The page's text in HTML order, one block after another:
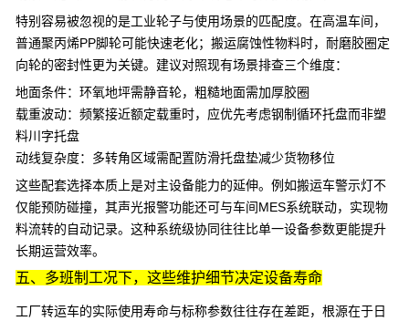
特别容易被忽视的是工业轮子与使用场景的匹配度。在高温车间，
普通聚丙烯PP脚轮可能快速老化；搬运腐蚀性物料时， 耐磨胶圈定
向轮的密封性更为关键。建议对照现有场景排查三个维度：
地面条件：环氧地坪需静音轮，粗糙地面需加厚胶圈
载重波动：频繁接近额定载重时，应优先考虑钢制循环托盘而非塑
料川字托盘
动线复杂度：多转角区域需配置防滑托盘垫减少货物移位
这些配套选择本质上是对主设备能力的延伸。例如搬运车警示灯不
仅能预防碰撞，其声光报警功能还可与车间MES系统联动，实现物
料流转的自动记录。这种系统级协同往往比单一设备参数更能提升
长期运营效率。
五、多班制工况下，这些维护细节决定设备寿命
工厂转运车的实际使用寿命与标称参数往往存在差距，根源在于日